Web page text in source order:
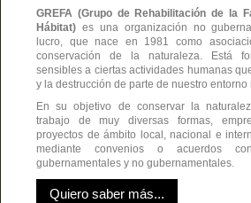
GREFA (Grupo de Rehabilitación de la
Hábitat) es una organización no
lucro, que nace en 1981 como
conservación de la naturaleza. Está
sensibles a ciertas actividades humanas
y la destrucción de parte de nuestro entorno
En su objetivo de conservar la
trabajo de muy diversas formas,
proyectos de ámbito local, nacional e
mediante convenios o acuerdos
gubernamentales y no gubernamentales.
Quiero saber más...